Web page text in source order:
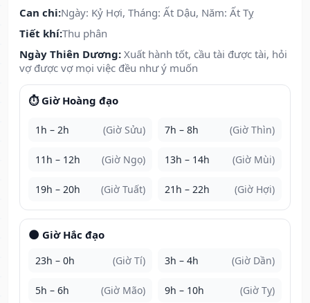
Can chi:Ngày: Kỷ Hợi, Tháng: Ất Dậu, Năm: Ất Tỵ
Tiết khí:Thu phân
Ngày Thiên Dương: Xuất hành tốt, cầu tài được tài, hỏi
vợ được vợ mọi việc đều như ý muốn
⏱️ Giờ Hoàng đạo
1h – 2h (Giờ Sửu) 7h – 8h (Giờ Thìn)
11h – 12h (Giờ Ngọ) 13h – 14h (Giờ Mùi)
19h – 20h (Giờ Tuất) 21h – 22h (Giờ Hợi)
🌑 Giờ Hắc đạo
23h – 0h (Giờ Tí) 3h – 4h (Giờ Dần)
5h – 6h (Giờ Mão) 9h – 10h (Giờ Tỵ)